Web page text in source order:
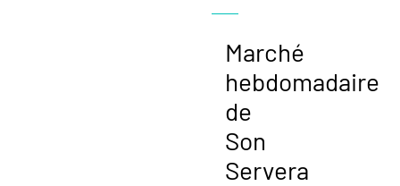
Marché
hebdomadaire
de
Son
Servera